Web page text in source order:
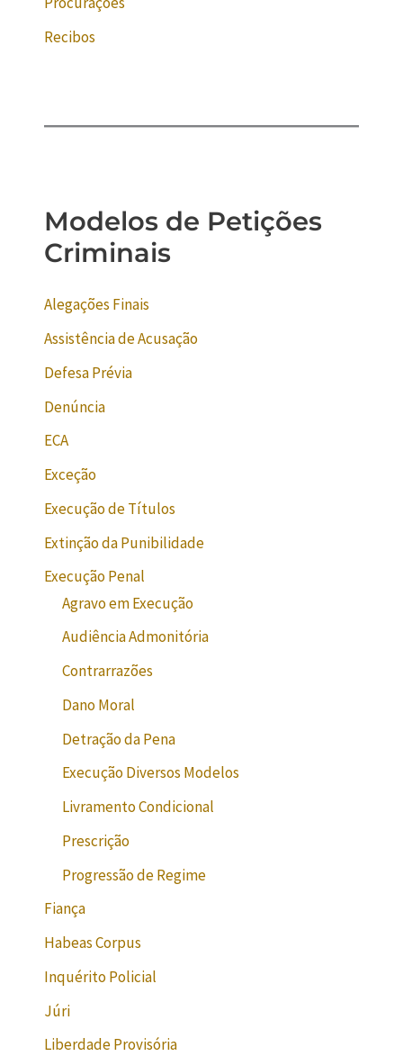
Recibos
Modelos de Petições
Criminais
Alegações Finais
Assistência de Acusação
Defesa Prévia
Denúncia
ECA
Exceção
Execução de Títulos
Extinção da Punibilidade
Execução Penal
Agravo em Execução
Audiência Admonitória
Contrarrazões
Dano Moral
Detração da Pena
Execução Diversos Modelos
Livramento Condicional
Prescrição
Progressão de Regime
Fiança
Habeas Corpus
Inquérito Policial
Júri
Liberdade Provisória